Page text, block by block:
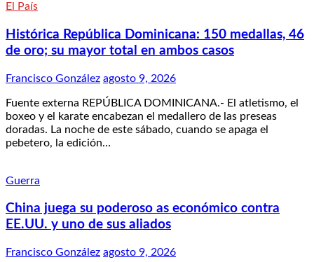
El País
Histórica República Dominicana: 150 medallas, 46
de oro; su mayor total en ambos casos
Francisco González agosto 9, 2026
Fuente externa REPÚBLICA DOMINICANA.- El atletismo, el
boxeo y el karate encabezan el medallero de las preseas
doradas. La noche de este sábado, cuando se apaga el
pebetero, la edición…
Guerra
China juega su poderoso as económico contra
EE.UU. y uno de sus aliados
Francisco González agosto 9, 2026